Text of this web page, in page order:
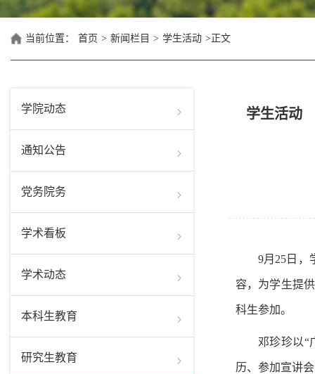
当前位置： 首页 > 新闻栏目 > 学生活动 > 正文
学院动态
通知公告
党务院务
学术看板
学术动态
本科生教育
研究生教育
学生活动
9月25日，
容，为学生提
科生参加。
邓珍珍以“
历、参加宣讲会